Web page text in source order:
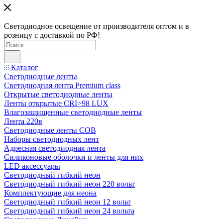
Светодиодное освещение от производителя оптом и в
розницу с доставкой по РФ!
Каталог
Светодиодные ленты
Светодиодная лента Premium class
Открытые светодиодные ленты
Ленты открытые CRI>98 LUX
Влагозащищенные светодиодные ленты
Лента 220в
Светодиодные ленты COB
Наборы светодиодных лент
Адресная светодиодная лента
Силиконовые оболочки и ленты для них
LED аксессуары
Светодиодный гибкий неон
Светодиодный гибкий неон 220 вольт
Комплектующие для неона
Светодиодный гибкий неон 12 вольт
Светодиодный гибкий неон 24 вольта